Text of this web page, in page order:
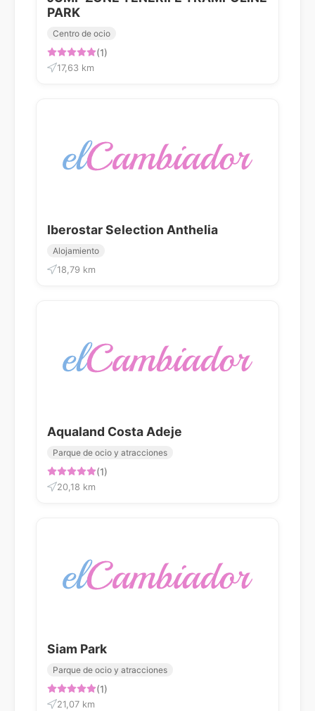
PARK
Centro de ocio
(1)
17,63 km
Iberostar Selection Anthelia
Alojamiento
18,79 km
Aqualand Costa Adeje
Parque de ocio y atracciones
(1)
20,18 km
Siam Park
Parque de ocio y atracciones
(1)
21,07 km